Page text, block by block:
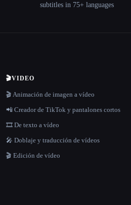
subtitles in 75+ languages
🎬VIDEO
🎬 Animación de imagen a vídeo
📲 Creador de TikTok y pantalones cortos
🎞️ De texto a vídeo
🎤 Doblaje y traducción de vídeos
🎬 Edición de vídeo